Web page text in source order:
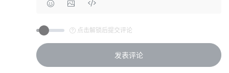
点击解锁后提交评论